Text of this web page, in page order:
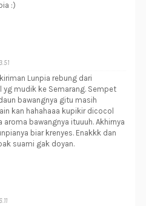
:)
Lunpia rebung dari
mudik ke Semarang. Sempet
bawangnya gitu masih
kan hahahaaa kupikir dicocol
aroma bawangnya ituuuh. Akhirnya
biar krenyes. Enakkk dan
suami gak doyan.